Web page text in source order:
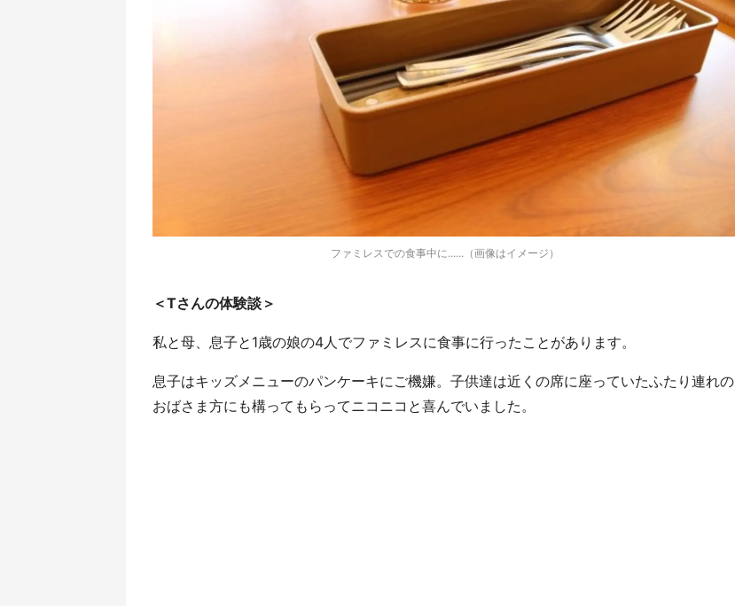
ファミレスでの食事中に......（画像はイメージ）
＜Tさんの体験談＞
私と母、息子と1歳の娘の4人でファミレスに食事に行ったことがあります。
息子はキッズメニューのパンケーキにご機嫌。子供達は近くの席に座っていたふたり連れの
おばさま方にも構ってもらってニコニコと喜んでいました。